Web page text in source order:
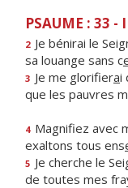
PSAUME : 33 - I
2 Je bénirai le
sa louange sans c
3 Je me glorifierai
que les pauvres
4 Magnifiez avec
exaltons tous ens
5 Je cherche le
de toutes mes